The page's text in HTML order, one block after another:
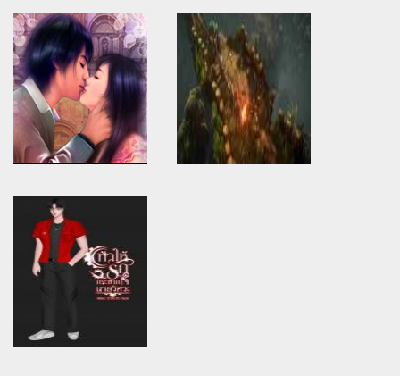
Warning: Use of undefined
constant article_topic -
assumed 'article_topic' (this
will throw an Error in a future
version of PHP) in
/home/keedkean/domains/keedkean.com/public_html/include/article/
on line534
Understanding Bioma
Probiotics Side Effects: What
You Need to Know
Warning: Use of undefined
constant article_topic -
assumed 'article_topic' (this
will throw an Error in a future
version of PHP) in
/home/keedkean/domains/
on line534
Chennai call girls With Hotel
Room Free Home Delivery
Warning: Use of undefined
constant article_topic -
assumed 'article_topic' (this
will throw an Error in a future
version of PHP) in
/home/keedkean/domains/keedkean.com/public_html/include/article/
on line
534
Hotel Room Free Home
Delivery